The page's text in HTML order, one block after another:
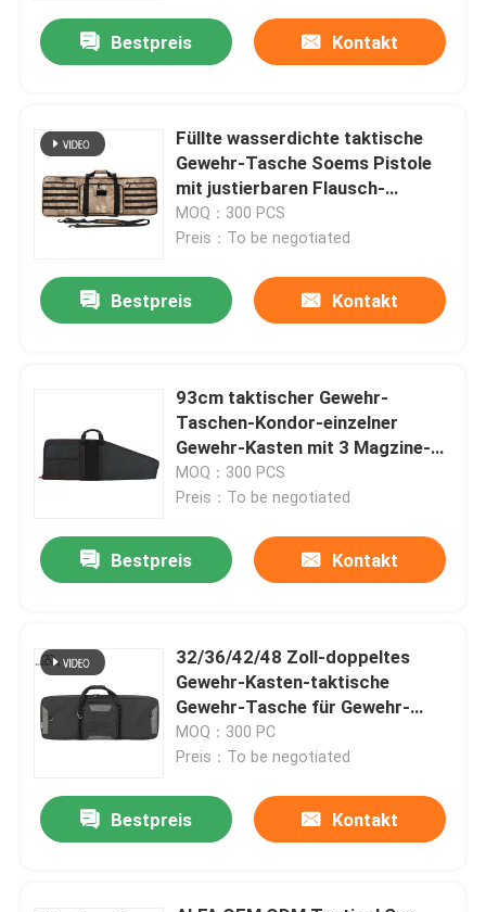
Bestpreis Kontakt
Füllte wasserdichte taktische
Gewehr-Tasche Soems Pistole
mit justierbaren Flausch-
Bindungen auf
MOQ：300 PCS
Preis：To be negotiated
Bestpreis Kontakt
93cm taktischer Gewehr-
Taschen-Kondor-einzelner
Gewehr-Kasten mit 3 Magzine-
Beuteln
MOQ：300 PCS
Preis：To be negotiated
Bestpreis Kontakt
32/36/42/48 Zoll-doppeltes
Gewehr-Kasten-taktische
Gewehr-Tasche für Gewehr-
Pistolen-Feuerwaffe
MOQ：300 PC
Preis：To be negotiated
Bestpreis Kontakt